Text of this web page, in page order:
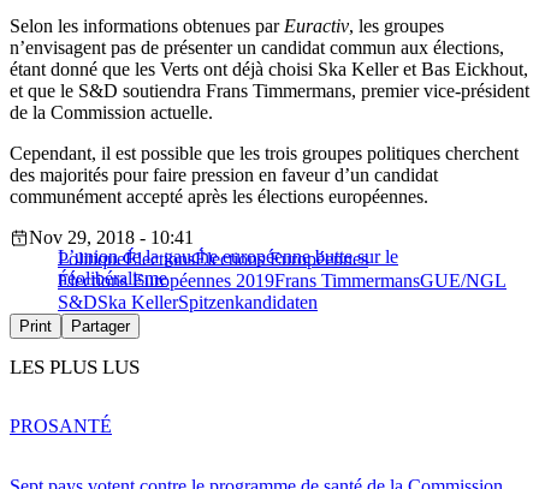
Selon les informations obtenues par Euractiv, les groupes
n’envisagent pas de présenter un candidat commun aux élections,
étant donné que les Verts ont déjà choisi Ska Keller et Bas Eickhout,
et que le S&D soutiendra Frans Timmermans, premier vice-président
de la Commission actuelle.
Cependant, il est possible que les trois groupes politiques cherchent
des majorités pour faire pression en faveur d’un candidat
communément accepté après les élections européennes.
L’union de la gauche européenne butte sur le
néolibéralisme
Nov 29, 2018 - 10:41
PolitiqueÉlectionsÉlections Européennes
Élections Européennes 2019Frans TimmermansGUE/NGL
S&DSka KellerSpitzenkandidaten
Print Partager
LES PLUS LUS
PROSANTÉ